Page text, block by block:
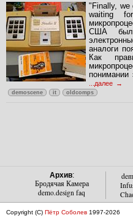
"Finally, we
waiting
США
аналоги
Как
понимании
...далее
demoscene it oldcomps
Архив:
Бродячая Камера
demo.design faq
Copyright (C) Пётр Соболев 1997-2026